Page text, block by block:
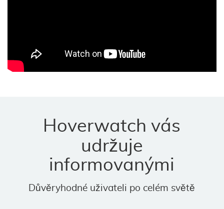
Hoverwatch vás
udržuje
informovanými
Důvěryhodné uživateli po celém světě